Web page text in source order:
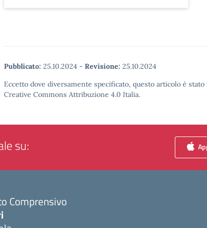
Pubblicato: 25.10.2024 - Revisione: 25.10.2024
Eccetto dove diversamente specificato, questo articolo è
Creative Commons Attribuzione 4.0 Italia.
su:
Comprensivo